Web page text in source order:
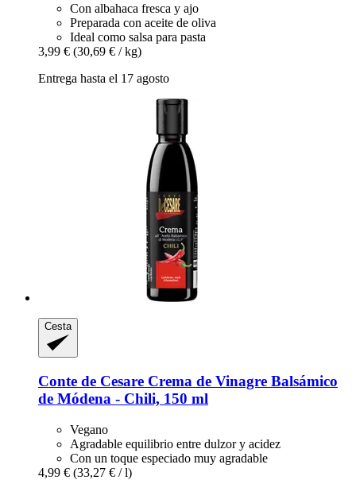
Con albahaca fresca y ajo
Preparada con aceite de oliva
Ideal como salsa para pasta
3,99 € (30,69 € / kg)
Entrega hasta el 17 agosto
Cesta
Conte de Cesare Crema de Vinagre Balsámico
de Módena -​ Chili, 150 ml
Vegano
Agradable equilibrio entre dulzor y acidez
Con un toque especiado muy agradable
4,99 € (33,27 € / l)